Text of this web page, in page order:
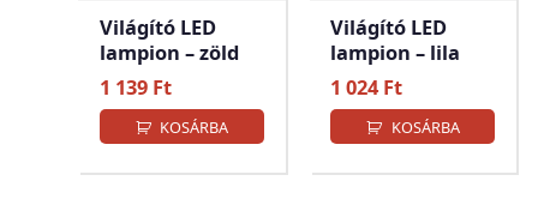
Világító LED
lampion – zöld
1 139 Ft
KOSÁRBA
Világító LED
lampion – lila
1 024Ft
KOSÁRBA